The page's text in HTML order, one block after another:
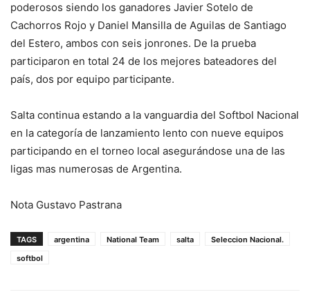
poderosos siendo los ganadores Javier Sotelo de
Cachorros Rojo y Daniel Mansilla de Aguilas de Santiago
del Estero, ambos con seis jonrones. De la prueba
participaron en total 24 de los mejores bateadores del
país, dos por equipo participante.
Salta continua estando a la vanguardia del Softbol Nacional
en la categoría de lanzamiento lento con nueve equipos
participando en el torneo local asegurándose una de las
ligas mas numerosas de Argentina.
Nota Gustavo Pastrana
TAGS argentina National Team salta
Seleccion Nacional.
softbol